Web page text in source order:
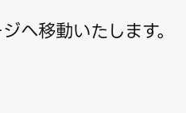
へ移動いたします。